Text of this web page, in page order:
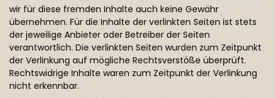
wir für diese fremden Inhalte auch keine Gewähr
übernehmen. Für die Inhalte der verlinkten Seiten ist stets
der jeweilige Anbieter oder Betreiber der Seiten
verantwortlich. Die verlinkten Seiten wurden zum Zeitpunkt
der Verlinkung auf mögliche Rechtsverstöße überprüft.
Rechtswidrige Inhalte waren zum Zeitpunkt der Verlinkung
nicht erkennbar.